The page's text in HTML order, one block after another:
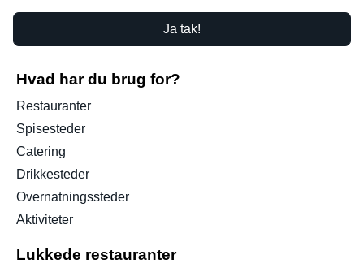
Ja tak!
Hvad har du brug for?
Restauranter
Spisesteder
Catering
Drikkesteder
Overnatningssteder
Aktiviteter
Lukkede restauranter